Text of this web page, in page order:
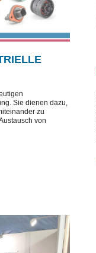
Sie dienen dazu,
zu
von